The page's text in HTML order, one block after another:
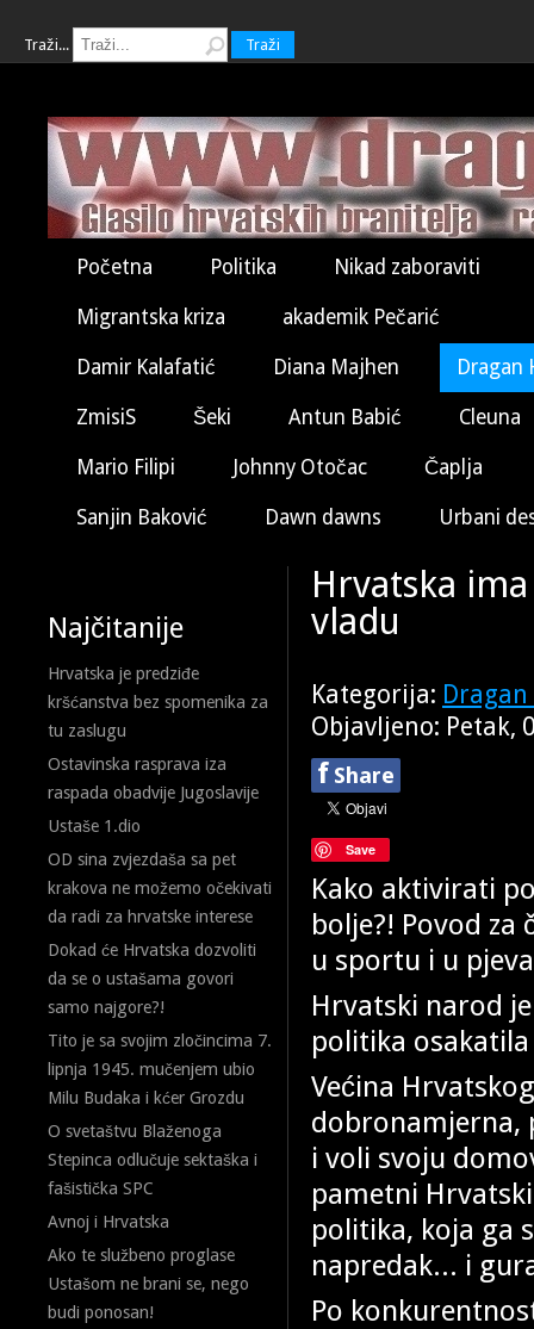
Traži... Traži
Početna Politika Nikad zaboraviti
Migrantska kriza akademik Pečarić
Damir Kalafatić Diana Majhen Dragan
ZmisiS Šeki Antun Babić Cleuna
Mario Filipi Johnny Otočac Čaplja
Sanjin Baković Dawn dawns Urbani
Najčitanije
Hrvatska je predziđe
kršćanstva bez spomenika za
tu zaslugu
Ostavinska rasprava iza
raspada obadvije Jugoslavije
Ustaše 1.dio
OD sina zvjezdaša sa pet
krakova ne možemo očekivati
da radi za hrvatske interese
Dokad će Hrvatska dozvoliti
da se o ustašama govori
samo najgore?!
Tito je sa svojim zločincima 7.
lipnja 1945. mučenjem ubio
Milu Budaka i kćer Grozdu
O svetaštvu Blaženoga
Stepinca odlučuje sektaška i
fašistička SPC
Avnoj i Hrvatska
Ako te službeno proglase
Ustašom ne brani se, nego
budi ponosan!
Hrvatska
vladu
Kategorija:
Objavljeno: Petak,
f Share
Save
Kako aktivirati
bolje?! Povod za
u sportu i u
Hrvatski narod
politika
Većina
dobronamjerna,
i voli svoju
pametni
politika, koja ga
napredak... i
Po